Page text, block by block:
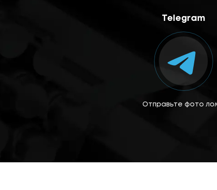
Telegram
Отправьте фото